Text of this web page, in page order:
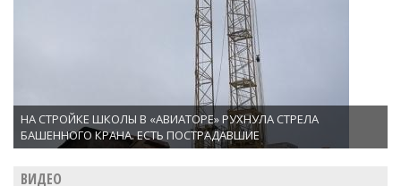
НА СТРОЙКЕ ШКОЛЫ В «АВИАТОРЕ» РУХНУЛА СТРЕЛА
БАШЕННОГО КРАНА. ЕСТЬ ПОСТРАДАВШИЕ
ВИДЕО